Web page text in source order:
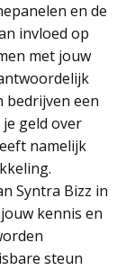
en de
invloed op
met jouw
bedrijven een
geld over
namelijk
Syntra Bizz in
kennis en
steun